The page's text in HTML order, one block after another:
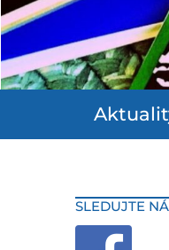
SLEDUJTE